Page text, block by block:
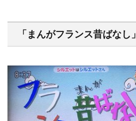
「まんがフランス昔ばなし」